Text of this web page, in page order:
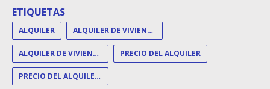
ETIQUETAS
ALQUILER ALQUILER DE VIVIENDA
ALQUILER DE VIVIENDAS PRECIO DEL ALQUILER
PRECIO DEL ALQUILER DE VIVIENDA